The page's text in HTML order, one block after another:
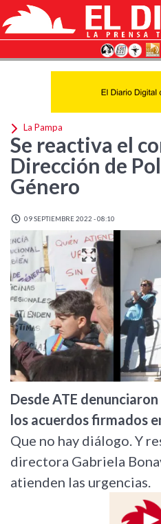
La Pampa
Se reactiva el
Dirección de
Género
09 SEPTIEMBRE 2022 - 08:10
Previous
Desde ATE
los acuerdos firmados
Que no hay diálogo. Y
directora Gabriela
atienden las urgencias.